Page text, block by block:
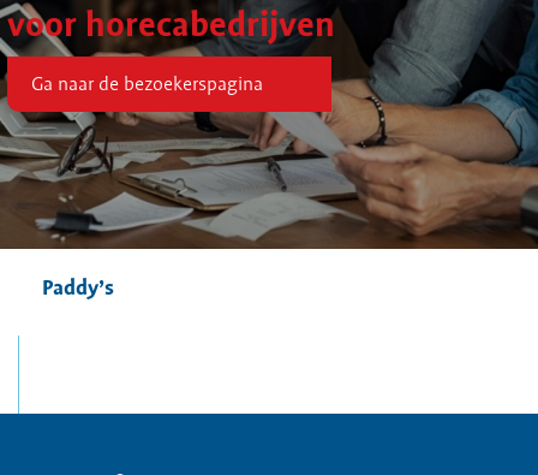
voor horecabedrijven
Ga naar de bezoekerspagina
Paddy’s